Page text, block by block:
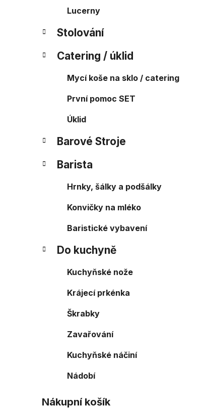
Lucerny
Stolování
Catering / úklid
Mycí koše na sklo / catering
První pomoc SET
Úklid
Barové Stroje
Barista
Hrnky, šálky a podšálky
Konvičky na mléko
Baristické vybavení
Do kuchyně
Kuchyňské nože
Krájecí prkénka
Škrabky
Zavařování
Kuchyňské náčiní
Nádobí
Nákupní košík